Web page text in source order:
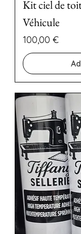
Kit ciel de
Véhicule
Preço
100,00 €